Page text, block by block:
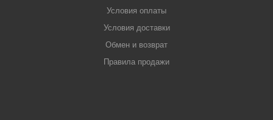
Условия оплаты
Условия доставки
Обмен и возврат
Правила продажи